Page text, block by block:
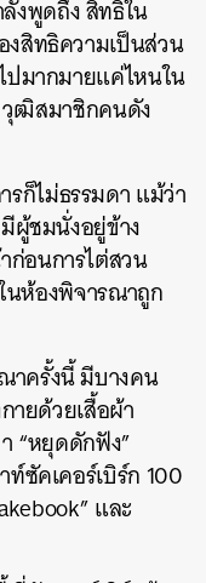
งพูดถึง สิทธิใน
สิทธิความเป็นส่วน
มากมายแค่ไหนใน
วุฒิสมาชิกคนดัง
รก็ไม่ธรรมดา แม้ว่า
ผู้ชมนั่งอยู่ข้าง
อนการไต่สวน
นห้องพิจารณาถูก
าครั้งนี้ มีบางคน
ายด้วยเสื้อผ้า
“หยุดดักฟัง”
ซัคเคอร์เบิร์ก 100
และ